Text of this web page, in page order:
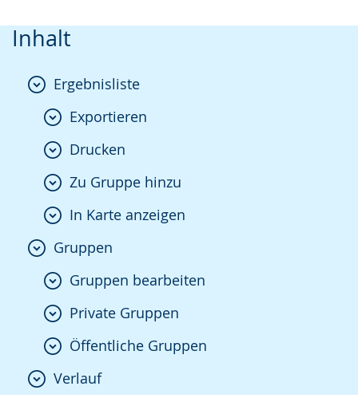
Inhalt
Ergebnisliste
Exportieren
Drucken
Zu Gruppe hinzu
In Karte anzeigen
Gruppen
Gruppen bearbeiten
Private Gruppen
Öffentliche Gruppen
Verlauf